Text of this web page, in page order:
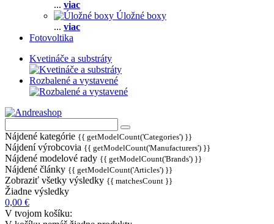
... viac
Úložné boxy
... viac
Fotovoltika
Kvetináče a substráty
Rozbalené a vystavené
Nájdené kategórie {{ getModelCount('Categories') }}
Nájdení výrobcovia {{ getModelCount('Manufacturers') }}
Nájdené modelové rady {{ getModelCount('Brands') }}
Nájdené články {{ getModelCount('Articles') }}
Zobraziť všetky výsledky {{ matchesCount }}
Žiadne výsledky
0,00 €
V tvojom košíku: